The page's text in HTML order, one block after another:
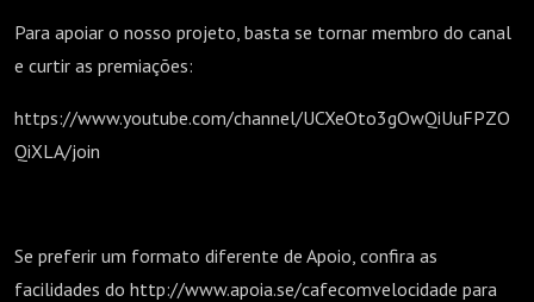
Para apoiar o nosso projeto, basta se tornar membro do canal
e curtir as premiações:
https://www.youtube.com/channel/UCXeOto3gOwQiUuFPZO
QiXLA/join
Se preferir um formato diferente de Apoio, confira as
facilidades do http://www.apoia.se/cafecomvelocidade para